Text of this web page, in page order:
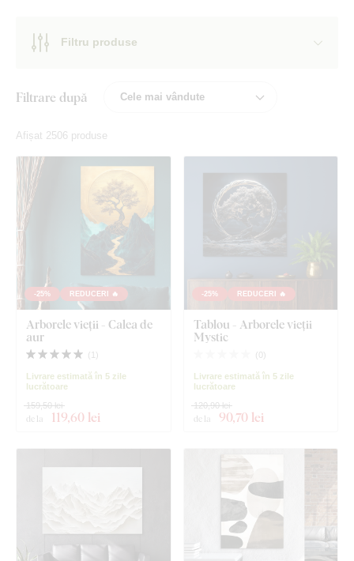
Filtru produse
Filtrare după
Afișat 2506 produse
-25% REDUCERI 🔥
Arborele vieții - Calea de
aur
( )
Livrare estimată în 5 zile
lucrătoare
de la 119,60 lei
159,50 lei
-25% REDUCERI 🔥
Tablou - Arborele vieții
Mystic
( 0 )
Livrare estimată în 5 zile
lucrătoare
de la 90,70 lei
120,90 lei